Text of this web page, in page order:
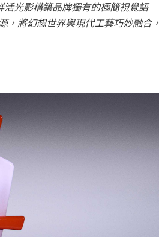
光影構築品牌獨有的極簡視覺語
，將幻想世界與現代工藝巧妙融合，